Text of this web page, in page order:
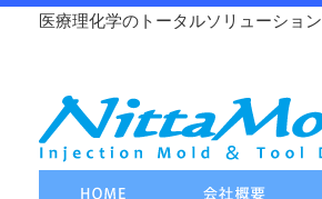
医療理化学のトータルソリューション